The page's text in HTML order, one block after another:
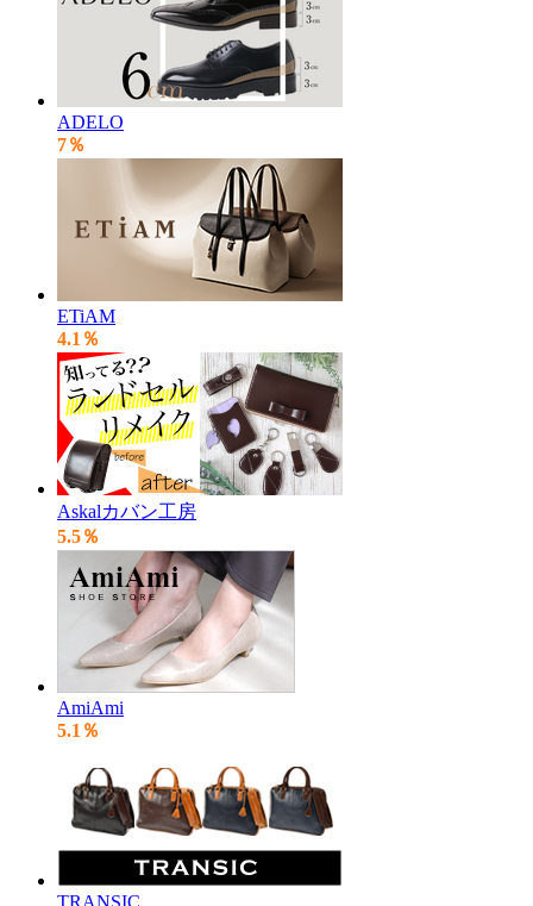
ADELO
7％
ETiAM
4.1％
Askalカバン工房
5.5％
AmiAmi
5.1％
TRANSIC